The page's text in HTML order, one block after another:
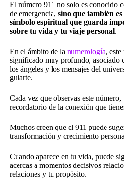
El número 911 no solo es conocido
de emergencia, sino que también
símbolo espiritual que guarda
sobre tu vida y tu viaje personal.
En el ámbito de la numerología, este
significado muy profundo, asociado
los ángeles y los mensajes del
guiarte.
Cada vez que observas este número,
recordatorio de la conexión que
Muchos creen que el 911 puede
transformación y crecimiento
Cuando aparece en tu vida, puede
acercas a momentos decisivos
relaciones y tu propósito.